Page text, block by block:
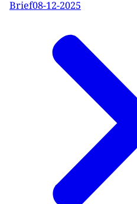
Brief08-12-2025